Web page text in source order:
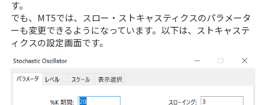
す。
でも、MT5では、スロー・ストキャスティクスのパラメータ
ーも変更できるようになっています。以下は、ストキャステ
ィクスの設定画面です。